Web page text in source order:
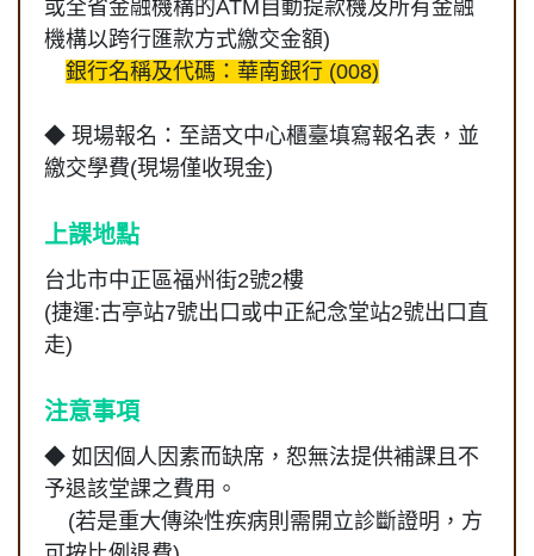
或全省金融機構的ATM自動提款機及所有金融
機構以跨行匯款方式繳交金額)
銀行名稱及代碼 ：華南銀行 (008)
◆ 現場報名：至語文中心櫃臺填寫報名表，並
繳交學費(現場僅收現金)
上課地點
台北市中正區福州街2號2樓
(捷運:古亭站7號出口或中正紀念堂站2號出口直
走)
注意事項
◆ 如因個人因素而缺席，恕無法提供補課且不
予退該堂課之費用。
(若是重大傳染性疾病則需開立診斷證明，方